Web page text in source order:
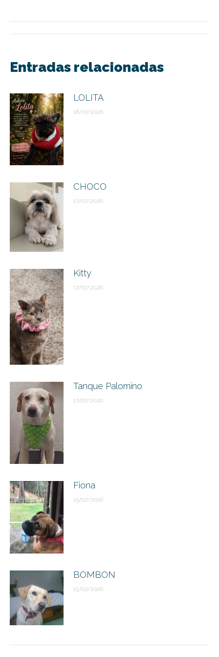
Navegación
entre
Entradas relacionadas
LOLITA
18/07/2026
CHOCO
17/07/2026
Kitty
17/07/2026
Tanque Palomino
17/07/2026
Fiona
15/07/2026
BOMBON
15/07/2026